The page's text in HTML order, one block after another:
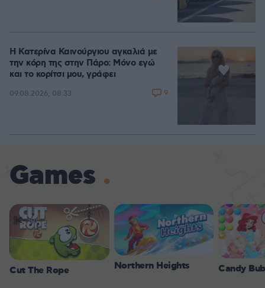
Η Κατερίνα Καινούργιου αγκαλιά με
την κόρη της στην Πάρο: Μόνο εγώ
και το κορίτσι μου, γράφει
09.08.2026, 08:33 9
Games
Cut The Rope Northern Heights Candy